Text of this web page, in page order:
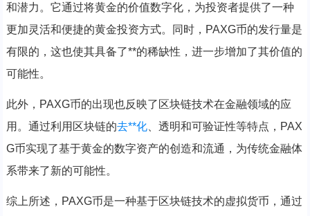
和潜力。它通过将黄金的价值数字化，为投资者提供了一种
更加灵活和便捷的黄金投资方式。同时，PAXG币的发行量是
有限的，这也使其具备了**的稀缺性，进一步增加了其价值的
可能性。
此外，PAXG币的出现也反映了区块链技术在金融领域的应
用。通过利用区块链的去**化、透明和可验证性等特点，PAX
G币实现了基于黄金的数字资产的创造和流通，为传统金融体
系带来了新的可能性。
综上所述，PAXG币是一种基于区块链技术的虚拟货币，通过